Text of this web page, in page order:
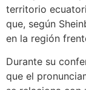
territorio
que, según
en la región
Durante su
que el